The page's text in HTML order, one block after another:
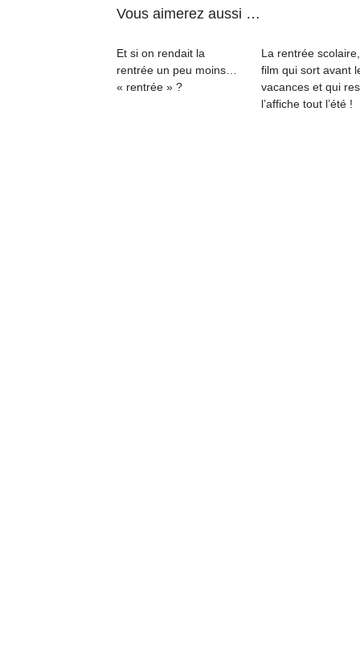
Vous aimerez aussi …
Et si on rendait la
rentrée un peu moins…
« rentrée » ?
La rentrée
film qui sort avant
vacances et qui
l’affiche tout l’été !
physique